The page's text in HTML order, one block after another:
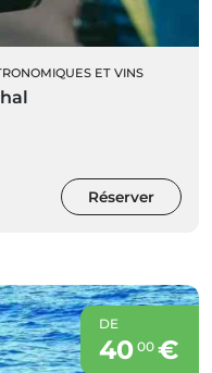
ET VINS
Réserver
DE
40 00€